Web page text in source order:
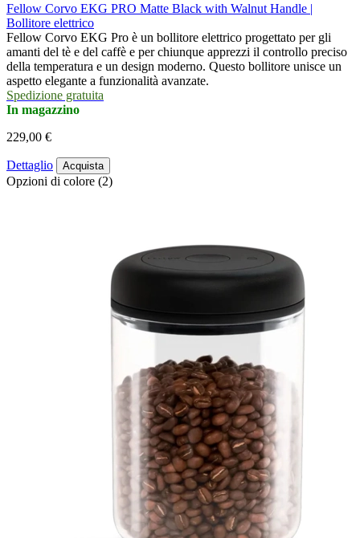
Fellow Corvo EKG PRO Matte Black with Walnut Handle |
Bollitore elettrico
Fellow Corvo EKG Pro è un bollitore elettrico progettato per gli
amanti del tè e del caffè e per chiunque apprezzi il controllo preciso
della temperatura e un design moderno. Questo bollitore unisce un
aspetto elegante a funzionalità avanzate.
Spedizione gratuita
In magazzino
229,00 €
Dettaglio Acquista
Opzioni di colore (2)